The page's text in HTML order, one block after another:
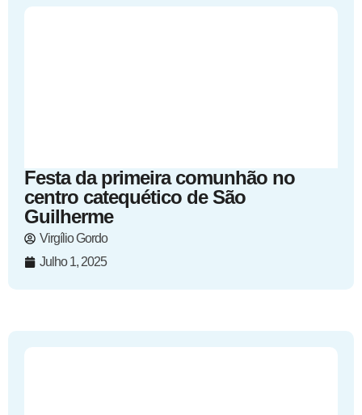
Festa da primeira comunhão no
centro catequético de São
Guilherme
Virgílio Gordo
Julho 1, 2025